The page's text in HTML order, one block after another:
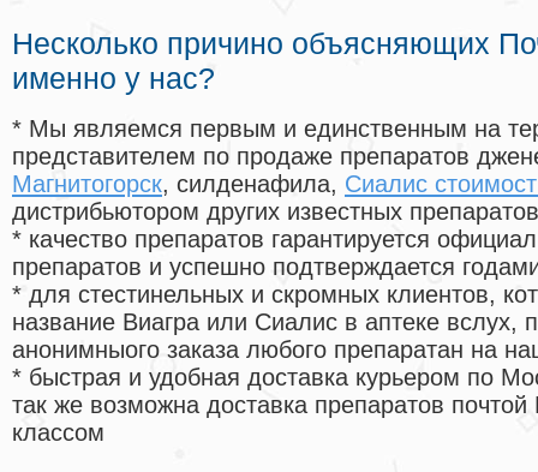
Несколько причино объясняющих
именно у нас?
* Мы являемся первым и единственным на
представителем по продаже препаратов
Магнитогорск, силденафила, Сиалис
дистрибьютором других известных препаратов
* качество препаратов гарантируется
препаратов и успешно подтверждается
* для стестинельных и скромных клиентов,
название Виагра или Сиалис в аптеке вслух,
анонимныого заказа любого препаратан на
* быстрая и удобная доставка курьером по
так же возможна доставка препаратов
классом